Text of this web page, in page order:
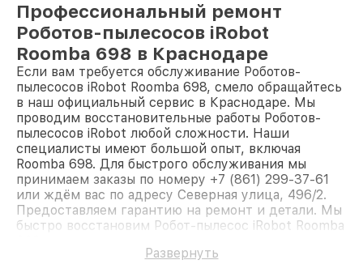
Профессиональный ремонт
Роботов-пылесосов iRobot
Roomba 698 в Краснодаре
Если вам требуется обслуживание Роботов-
пылесосов iRobot Roomba 698, смело обращайтесь
в наш официальный сервис в Краснодаре. Мы
проводим восстановительные работы Роботов-
пылесосов iRobot любой сложности. Наши
специалисты имеют большой опыт, включая
Roomba 698. Для быстрого обслуживания мы
принимаем заказы по номеру +7 (861) 299-37-61
или ждём вас по адресу Северная улица, 496/2.
Предоставляем гарантию на ремонт и детали. Мы
быстро восстановим Робот-пылесос iRobot Roomba
Развернуть